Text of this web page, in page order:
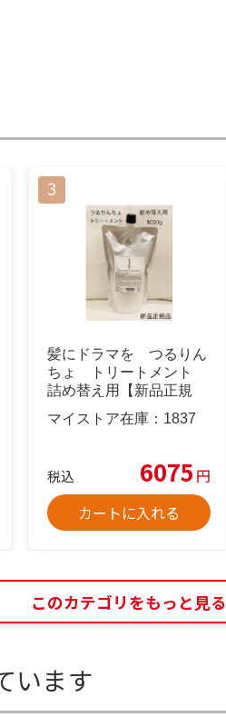
髪にドラマを つるりん
ちょ トリートメント
詰め替え用【新品正規
マイストア在庫： 1837
税込 6075 円
カートに入れる
このカテゴリをもっと見る
います